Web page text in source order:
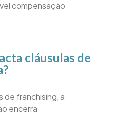
compensação
cláusulas de
de franchising, a
encerra